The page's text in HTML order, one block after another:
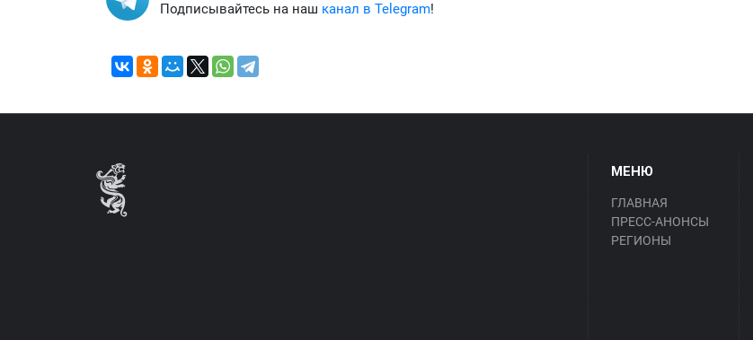
Подписывайтесь на наш канал в Telegram!
МЕНЮ
ГЛАВНАЯ
ПРЕСС-АНОНСЫ
РЕГИОНЫ